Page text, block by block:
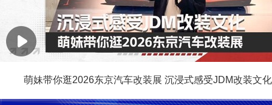
萌妹带你逛2026东京汽车改装展 沉浸式感受JDM改装文